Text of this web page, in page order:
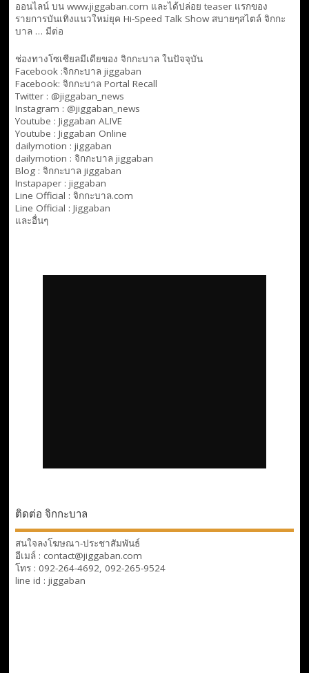
ออนไลน์ บน www.jiggaban.com และได้ปล่อย teaser แรกของ
รายการบันเทิงแนวใหม่ยุค Hi-Speed Talk Show สบายๆสไตล์ จิกกะ
บาล … มีต่อ
ช่องทางโซเซียลมีเดียของ จิกกะบาล ในปัจจุบัน
Facebook :จิกกะบาล jiggaban
Facebook: จิกกะบาล Portal Recall
Twitter : @jiggaban_news
Instagram : @jiggaban_news
Youtube : Jiggaban ALIVE
Youtube : Jiggaban Online
dailymotion : jiggaban
dailymotion : จิกกะบาล jiggaban
Blog : จิกกะบาล jiggaban
Instapaper : jiggaban
Line Official : จิกกะบาล.com
Line Official : Jiggaban
และอื่นๆ
ติดต่อ จิกกะบาล
สนใจลงโฆษณา-ประชาสัมพันธ์
อีเมล์ : contact@jiggaban.com
โทร : 092-264-4692, 092-265-9524
line id : jiggaban